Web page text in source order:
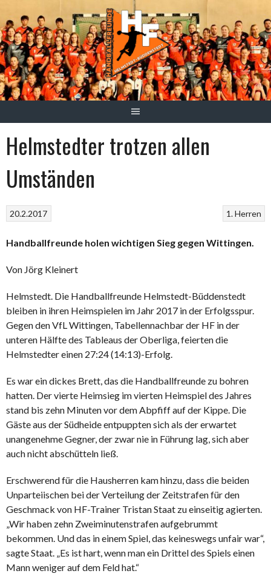
zum
Inhalt
Helmstedter trotzen allen
Umständen
1. Herren
20.2.2017
Handballfreunde holen wichtigen Sieg gegen Wittingen.
Von Jörg Kleinert
Helmstedt. Die Handballfreunde Helmstedt-Büddenstedt
bleiben in ihren Heimspielen im Jahr 2017 in der Erfolgsspur.
Gegen den VfL Wittingen, Tabellennachbar der HF in der
unteren Hälfte des Tableaus der Oberliga, feierten die
Helmstedter einen 27:24 (14:13)-Erfolg.
Es war ein dickes Brett, das die Handballfreunde zu bohren
hatten. Der vierte Heimsieg im vierten Heimspiel des Jahres
stand bis zehn Minuten vor dem Abpfiff auf der Kippe. Die
Gäste aus der Südheide entpuppten sich als der erwartet
unangenehme Gegner, der zwar nie in Führung lag, sich aber
auch nicht abschütteln ließ.
Erschwerend für die Hausherren kam hinzu, dass die beiden
Unparteiischen bei der Verteilung der Zeitstrafen für den
Geschmack von HF-Trainer Tristan Staat zu einseitig agierten.
„Wir haben zehn Zweiminutenstrafen aufgebrummt
bekommen. Und das in einem Spiel, das keineswegs unfair war“,
sagte Staat. „Es ist hart, wenn man ein Drittel des Spiels einen
Mann weniger auf dem Feld hat.“